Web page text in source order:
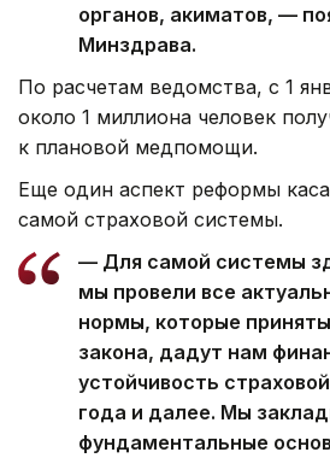
органов, акиматов, —
Минздрава.
По расчетам ведомства, с 1
около 1 миллиона человек
к плановой медпомощи.
Еще один аспект реформы
самой страховой системы.
— Для самой системы
мы провели все
нормы, которые
закона, дадут нам
устойчивость
года и далее. Мы
фундаментальные